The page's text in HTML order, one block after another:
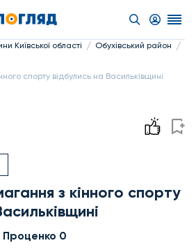
Київської області / Обухівський район /
спорту відбулись на Васильківщині
з кінного спорту
0